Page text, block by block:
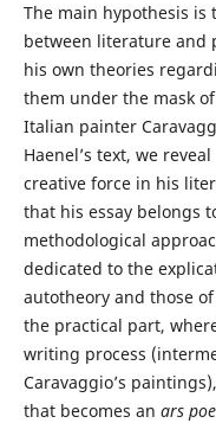
The main hypothesis
between literature and
his own theories
them under the mask
Italian painter
Haenel’s text, we
creative force in his
that his essay belongs
methodological
dedicated to the
autotheory and those
the practical part,
writing process
Caravaggio’s
that becomes an ars